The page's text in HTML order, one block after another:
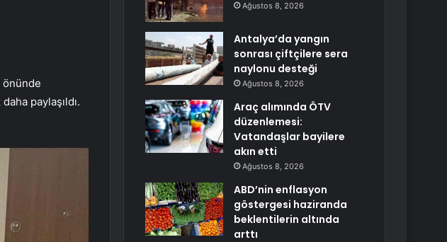
önünde
paylaşıldı.
Ağustos 8, 2026
Antalya’da yangın
sonrası çiftçilere sera
naylonu desteği
Ağustos 8, 2026
Araç alımında ÖTV
düzenlemesi:
Vatandaşlar bayilere
akın etti
Ağustos 8, 2026
ABD’nin enflasyon
göstergesi haziranda
beklentilerin altında
arttı